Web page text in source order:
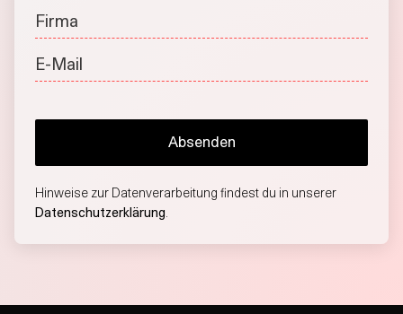
Hinweise zur Datenverarbeitung findest du in unserer
Datenschutzerklärung